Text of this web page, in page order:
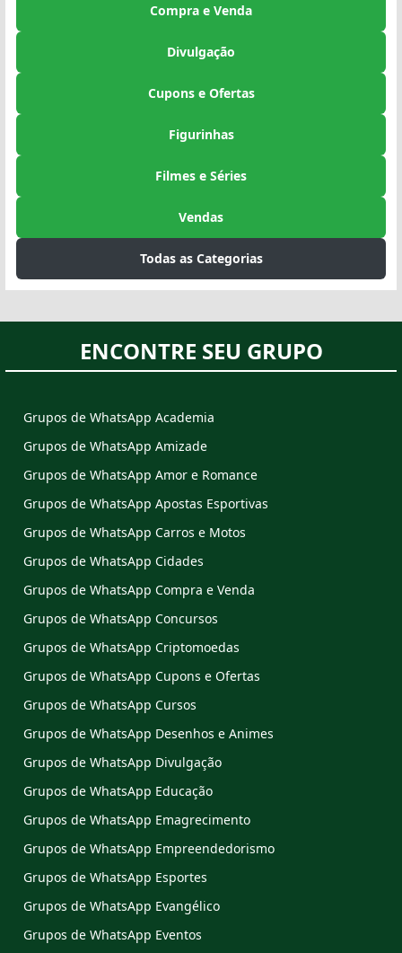
Compra e Venda
Divulgação
Cupons e Ofertas
Figurinhas
Filmes e Séries
Vendas
Todas as Categorias
ENCONTRE SEU GRUPO
Grupos de WhatsApp Academia
Grupos de WhatsApp Amizade
Grupos de WhatsApp Amor e Romance
Grupos de WhatsApp Apostas Esportivas
Grupos de WhatsApp Carros e Motos
Grupos de WhatsApp Cidades
Grupos de WhatsApp Compra e Venda
Grupos de WhatsApp Concursos
Grupos de WhatsApp Criptomoedas
Grupos de WhatsApp Cupons e Ofertas
Grupos de WhatsApp Cursos
Grupos de WhatsApp Desenhos e Animes
Grupos de WhatsApp Divulgação
Grupos de WhatsApp Educação
Grupos de WhatsApp Emagrecimento
Grupos de WhatsApp Empreendedorismo
Grupos de WhatsApp Esportes
Grupos de WhatsApp Evangélico
Grupos de WhatsApp Eventos